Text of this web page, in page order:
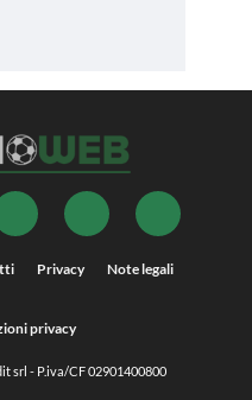
Privacy Note legali
privacy
srl - P.iva/CF 02901400800